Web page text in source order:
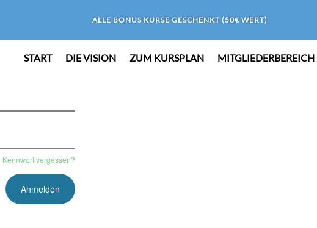
ALLE BONUS KURSE GESCHENKT (50€ WERT)
START DIE VISION ZUM KURSPLAN MITGLIEDERBEREICH
Kennwort vergessen?